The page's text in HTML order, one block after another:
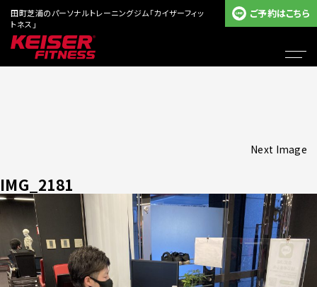
田町芝浦のパーソナルトレーニングジム「カイザーフィッ
トネス」
ご予約はこちら
Next Image
IMG_2181